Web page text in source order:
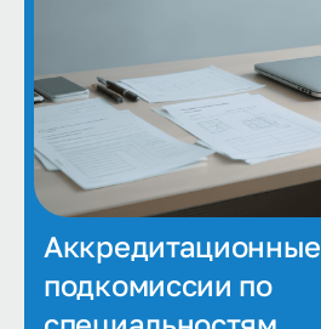
Аккредитационные
подкомиссии по